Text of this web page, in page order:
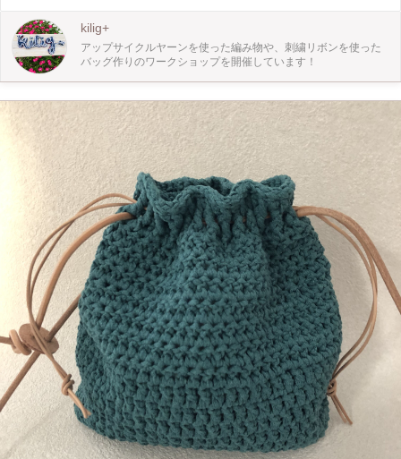
すので、続きからおうちで完成させていただく形になります。(お持ち帰りにな
った方は、みなさん完成されています◎) 再度ワークショップに参加して続きを
編んでいただいてもOKです！レシピをお持ちの方はリピーター割で500円引きに
なります。当日現金で返金させていただきます。
kilig+
アップサイクルヤーンを使った編み物や、刺繍リボンを使った
バッグ作りのワークショップを開催しています！